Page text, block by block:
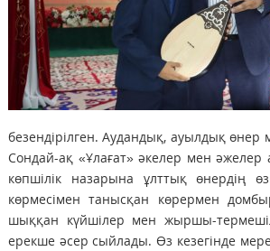
безендірілген. Аудандық, ауылдық
Сондай-ақ «Ұлағат» әкелер мен
көпшілік назарына ұлттық өнердің
көрмесімен танысқан көрермен
шыққан күйшілер мен жыр­шы-
ерекше әсер сыйлады. Өз кезегінде